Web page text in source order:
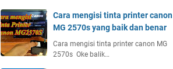
Cara mengisi tinta printer canon
MG 2570s yang baik dan benar
Cara mengisi tinta printer canon MG
2570s Oke balik…